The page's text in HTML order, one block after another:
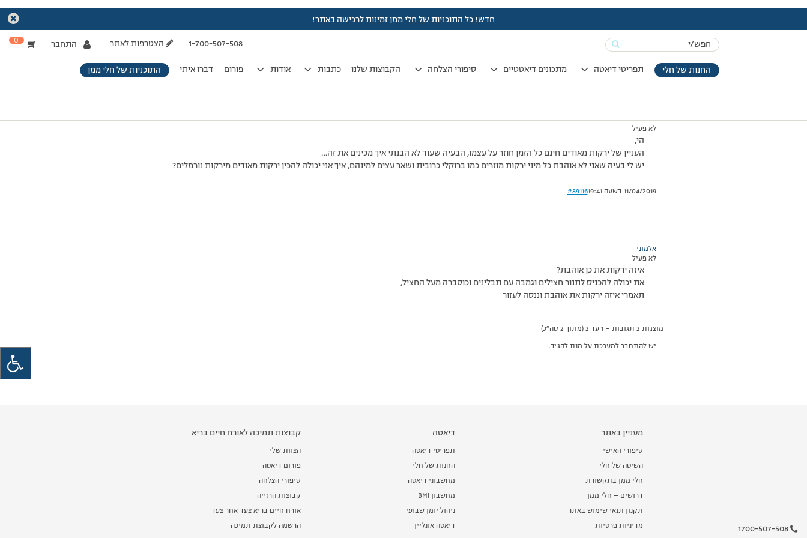
חדש! כל התוכניות של חלי ממן זמינות לרכישה באתר!
Search
for:
1-700-507-508 הצטרפות לאתר התחבר 0
החנות של חלי תפריטי דיאטה מתכונים דיאטטיים סיפורי הצלחה הקבוצות שלנו כתבות אודות פורום דברו איתי התוכניות של חלי ממן
עמוד הבית>דיונים>פורום>ירקות מאודים
מוצגות 2 תגובות – 1 עד 2 (מתוך 2 סה״כ)
21/05/2009 בשעה 18:56
#89115
אלמוני
לא פעיל
הי,
העניין של ירקות מאודים חינם כל הזמן חוזר על עצמו, הבעיה שעוד לא הבנתי איך מכינים את זה…
יש לי בעיה שאני לא אוהבת כל מיני ירקות מוזרים כמו ברוקלי כרובית ושאר עצים למינהם, איך אני יכולה להכין ירקות מאודים מירקות נורמלים?
11/04/2019 בשעה 19:41 #89116
אלמוני
לא פעיל
איזה ירקות את כן אוהבת?
את יכולה להכניס לתנור חצילים וגמבה עם תבלינים וכוסברה מעל החציל,
תאמרי איזה ירקות את אוהבת וננסה לעזור
מוצגות 2 תגובות – 1 עד 2 (מתוך 2 סה״כ)
יש להתחבר למערכת על מנת להגיב.
1700-507-508
מעניין באתר
סיפורי האישי
השיטה של חלי
חלי ממן בתקשורת
דרושים – חלי ממן
תקנון תנאי שימוש באתר
מדיניות פרטיות
דיאטה
תפריטי דיאטה
החנות של חלי
מחשבוני דיאטה
מחשבון BMI
ניהול יומן שבועי
דיאטה אונליין
קבוצות תמיכה לאורח חיים בריא
הצוות שלי
פורום דיאטה
סיפורי הצלחה
קבוצות הרזייה
אורח חיים בריא צעד אחר צעד
הרשמה לקבוצת תמיכה